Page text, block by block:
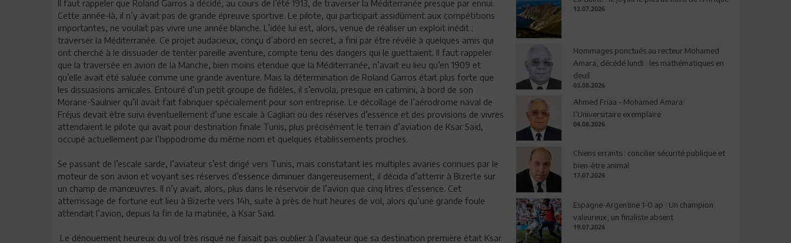
Il faut rappeler que Roland Garros a décidé, au cours de l’été 1913, de traverser la Méditerranée presque par ennui.
Cette année-là, il n’y avait pas de grande épreuve sportive. Le pilote, qui participait assidûment aux compétitions
importantes, ne voulait pas vivre une année blanche. L’idée lui est, alors, venue de réaliser un exploit inédit :
traverser la Méditerranée. Ce projet audacieux, conçu d’abord en secret, a fini par être révélé à quelques amis qui
ont cherché à le dissuader de tenter pareille aventure, compte tenu des dangers qui le guettaient. Il faut rappeler
que la traversée en avion de la Manche, bien moins étendue que la Méditerranée, n’avait eu lieu qu’en 1909 et
qu’elle avait été saluée comme une grande aventure. Mais la détermination de Roland Garros était plus forte que
les dissuasions amicales. Entouré d’un petit groupe de fidèles, il s’envola, presque en catimini, à bord de son
Morane-Saulnier qu’il avait fait fabriquer spécialement pour son entreprise. Le décollage de l’aérodrome naval de
Fréjus devait être suivi éventuellement d’une escale à Cagliari où des réserves d’essence et des provisions de vivres
attendaient le pilote qui avait pour destination finale Tunis, plus précisément le terrain d’aviation de Ksar Saïd,
occupé actuellement par l’hippodrome du même nom et quelques établissements proches.
Se passant de l’escale sarde, l’aviateur s’est dirigé vers Tunis, mais constatant les multiples avaries connues par le
moteur de son avion et voyant ses réserves d’essence diminuer dangereusement, il décida d’atterrir à Bizerte sur
un champ de manœuvres. Il n’y avait, alors, plus dans le réservoir de l’avion que cinq litres d’essence. Cet
atterrissage de fortune eut lieu à Bizerte vers 14h, suite à près de huit heures de vol, alors qu’une grande foule
attendait l’avion, depuis la fin de la matinée, à Ksar Saïd.
Le dénouement heureux du vol très risqué ne faisait pas oublier à l’aviateur que sa destination première était Ksar
12.07.2026
Hommages ponctués au recteur Mohamed
Amara, décédé lundi : les mathématiques en
deuil
03.08.2026
Ahmed Friaa - Mohamed Amara:
l’Universitaire exemplaire
04.08.2026
Chiens errants : concilier sécurité publique et
bien-être animal
17.07.2026
Espagne-Argentine 1-0 ap : Un champion
valeureux, un finaliste absent
19.07.2026